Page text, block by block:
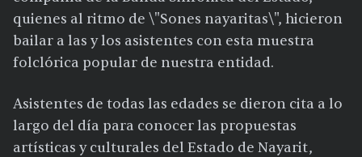
quienes al ritmo de \"Sones nayaritas\", hicieron
bailar a las y los asistentes con esta muestra
folclórica popular de nuestra entidad.
Asistentes de todas las edades se dieron cita a lo
largo del día para conocer las propuestas
artísticas y culturales del Estado de Nayarit,